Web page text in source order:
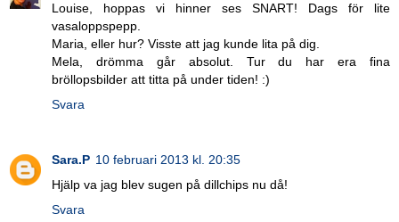
Louise, hoppas vi hinner ses SNART! Dags för lite
vasaloppspepp.
Maria, eller hur? Visste att jag kunde lita på dig.
Mela, drömma går absolut. Tur du har era fina
bröllopsbilder att titta på under tiden! :)
Svara
Sara.P 10 februari 2013 kl. 20:35
Hjälp va jag blev sugen på dillchips nu då!
Svara